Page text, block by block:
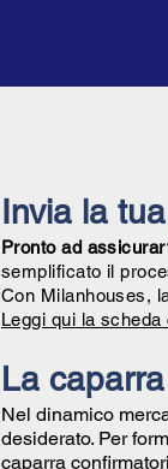
Invia la
Pronto ad
semplificato il
Con Milanhouses,
Leggi qui la scheda
La
Nel dinamico
desiderato. Per
caparra